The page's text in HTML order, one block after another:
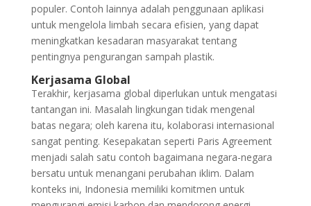
populer. Contoh lainnya adalah penggunaan aplikasi
untuk mengelola limbah secara efisien, yang dapat
meningkatkan kesadaran masyarakat tentang
pentingnya pengurangan sampah plastik.
Kerjasama Global
Terakhir, kerjasama global diperlukan untuk mengatasi
tantangan ini. Masalah lingkungan tidak mengenal
batas negara; oleh karena itu, kolaborasi internasional
sangat penting. Kesepakatan seperti Paris Agreement
menjadi salah satu contoh bagaimana negara-negara
bersatu untuk menangani perubahan iklim. Dalam
konteks ini, Indonesia memiliki komitmen untuk